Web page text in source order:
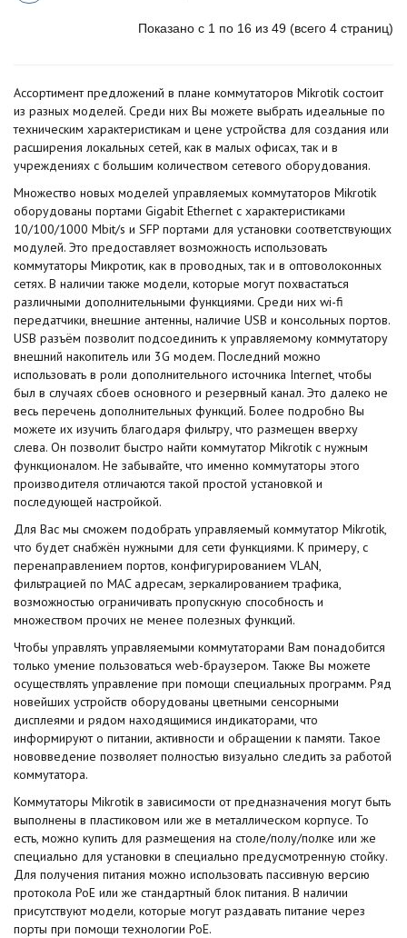
Показано с 1 по 16 из 49 (всего 4 страниц)
Ассортимент предложений в плане коммутаторов Mikrotik состоит
из разных моделей. Среди них Вы можете выбрать идеальные по
техническим характеристикам и цене устройства для создания или
расширения локальных сетей, как в малых офисах, так и в
учреждениях с большим количеством сетевого оборудования.
Множество новых моделей управляемых коммутаторов Mikrotik
оборудованы портами Gigabit Ethernet с характеристиками
10/100/1000 Mbit/s и SFP портами для установки соответствующих
модулей. Это предоставляет возможность использовать
коммутаторы Микротик, как в проводных, так и в оптоволоконных
сетях. В наличии также модели, которые могут похвастаться
различными дополнительными функциями. Среди них wi-fi
передатчики, внешние антенны, наличие USB и консольных портов.
USB разъём позволит подсоединить к управляемому коммутатору
внешний накопитель или 3G модем. Последний можно
использовать в роли дополнительного источника Internet, чтобы
был в случаях сбоев основного и резервный канал. Это далеко не
весь перечень дополнительных функций. Более подробно Вы
можете их изучить благодаря фильтру, что размещен вверху
слева. Он позволит быстро найти коммутатор Mikrotik с нужным
функционалом. Не забывайте, что именно коммутаторы этого
производителя отличаются такой простой установкой и
последующей настройкой.
Для Вас мы сможем подобрать управляемый коммутатор Mikrotik,
что будет снабжён нужными для сети функциями. К примеру, с
перенаправлением портов, конфигурированием VLAN,
фильтрацией по MAC адресам, зеркалированием трафика,
возможностью ограничивать пропускную способность и
множеством прочих не менее полезных функций.
Чтобы управлять управляемыми коммутаторами Вам понадобится
только умение пользоваться web-браузером. Также Вы можете
осуществлять управление при помощи специальных программ. Ряд
новейших устройств оборудованы цветными сенсорными
дисплеями и рядом находящимися индикаторами, что
информируют о питании, активности и обращении к памяти. Такое
нововведение позволяет полностью визуально следить за работой
коммутатора.
Коммутаторы Mikrotik в зависимости от предназначения могут быть
выполнены в пластиковом или же в металлическом корпусе. То
есть, можно купить для размещения на столе/полу/полке или же
специально для установки в специально предусмотренную стойку.
Для получения питания можно использовать пассивную версию
протокола PoE или же стандартный блок питания. В наличии
присутствуют модели, которые могут раздавать питание через
порты при помощи технологии PoE.